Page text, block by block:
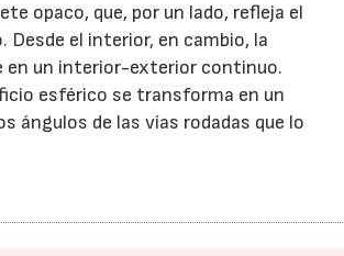
opaco, que, por un lado, refleja el
el interior, en cambio, la
en un interior-exterior continuo.
esférico se transforma en un
ángulos de las vías rodadas que lo